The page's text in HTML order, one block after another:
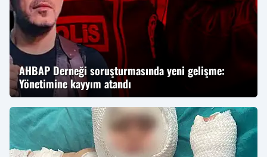
AHBAP Derneği soruşturmasında yeni gelişme:
Yönetimine kayyım atandı